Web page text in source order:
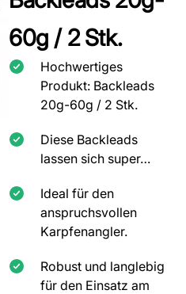
60g / 2 Stk.
Hochwertiges
Produkt: Backleads
20g-60g / 2 Stk.
Diese Backleads
lassen sich super…
Ideal für den
anspruchsvollen
Karpfenangler.
Robust und langlebig
für den Einsatz am